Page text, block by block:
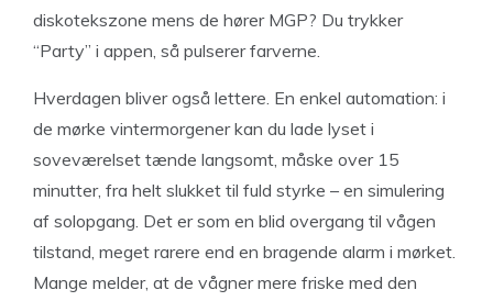
diskotekszone mens de hører MGP? Du trykker
“Party” i appen, så pulserer farverne.
Hverdagen bliver også lettere. En enkel automation: i
de mørke vintermorgener kan du lade lyset i
soveværelset tænde langsomt, måske over 15
minutter, fra helt slukket til fuld styrke – en simulering
af solopgang. Det er som en blid overgang til vågen
tilstand, meget rarere end en bragende alarm i mørket.
Mange melder, at de vågner mere friske med den